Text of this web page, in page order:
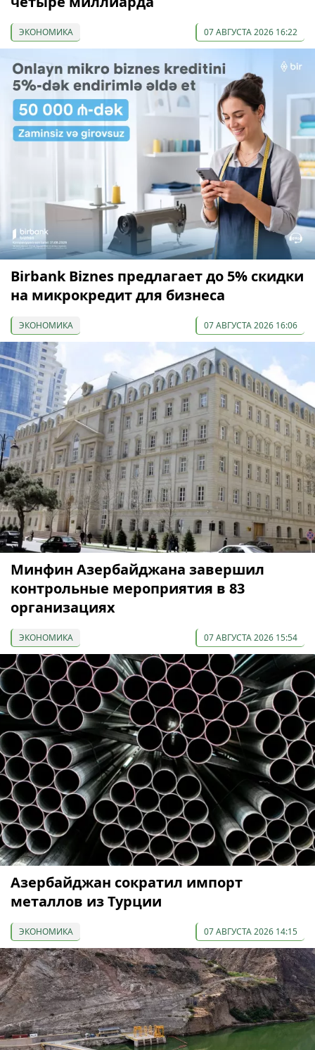
ЭКОНОМИКА 07 АВГУСТА 2026 16:22
Birbank Biznes предлагает до 5% скидки
на микрокредит для бизнеса
ЭКОНОМИКА 07 АВГУСТА 2026 16:06
Минфин Азербайджана завершил
контрольные мероприятия в 83
организациях
ЭКОНОМИКА 07 АВГУСТА 2026 15:54
Азербайджан сократил импорт
металлов из Турции
ЭКОНОМИКА 07 АВГУСТА 2026 14:15